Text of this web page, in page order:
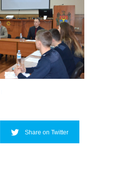
Share on Twitter